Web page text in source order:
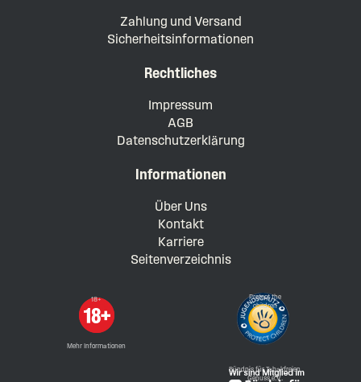
Zahlung und Versand
Sicherheitsinformationen
Rechtliches
Impressum
AGB
Datenschutzerklärung
Informationen
Über Uns
Kontakt
Karriere
Seitenverzeichnis
18+
Mehr Informationen
Protect the
children
Bündnis für Tabakfreien
Genuss e.V.